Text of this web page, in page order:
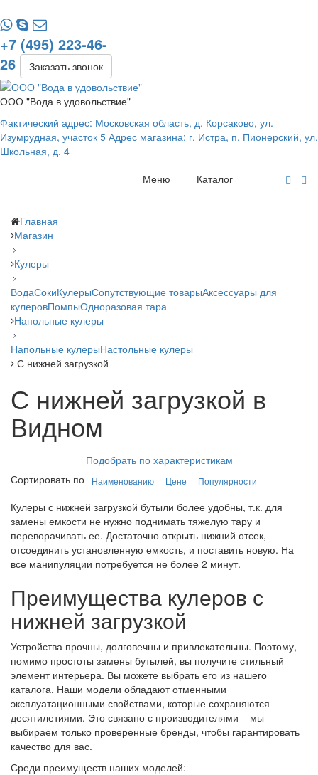
+7 (495) 223-46-
26
Заказать звонок
ООО "Вода в удовольствие"
Фактический адрес: Московская область, д. Корсаково, ул.
Изумрудная, участок 5 Адрес магазина: г. Истра, п. Пионерский, ул.
Школьная, д. 4
Каталог
Меню
Главная
Магазин
Кулеры
ВодаСокиКулерыСопутствующие товарыАксессуары для
кулеровПомпыОдноразовая тара
Напольные кулеры
Напольные кулерыНастольные кулеры
С нижней загрузкой
С нижней загрузкой в
Видном
Подобрать по характеристикам
Сортировать по
Наименованию Цене Популярности
Кулеры с нижней загрузкой бутыли более удобны, т.к. для
замены емкости не нужно поднимать тяжелую тару и
переворачивать ее. Достаточно открыть нижний отсек,
отсоединить установленную емкость, и поставить новую. На
все манипуляции потребуется не более 2 минут.
Преимущества кулеров с
нижней загрузкой
Устройства прочны, долговечны и привлекательны. Поэтому,
помимо простоты замены бутылей, вы получите стильный
элемент интерьера. Вы можете выбрать его из нашего
каталога. Наши модели обладают отменными
эксплуатационными свойствами, которые сохраняются
десятилетиями. Это связано с производителями – мы
выбираем только проверенные бренды, чтобы гарантировать
качество для вас.
Среди преимуществ наших моделей: